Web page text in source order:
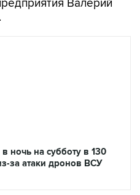
ночь на субботу в 130
за атаки дронов ВСУ
организации